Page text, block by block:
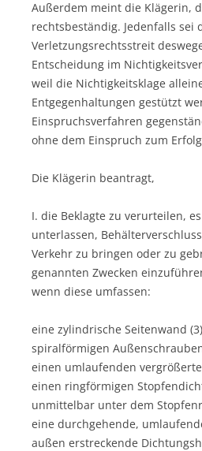
Außerdem meint die Klägerin,
rechtsbeständig. Jedenfalls sei
Verletzungsrechtsstreit
Entscheidung im
weil die Nichtigkeitsklage
Entgegenhaltungen gestützt
Einspruchsverfahren
ohne dem Einspruch zum
Die Klägerin beantragt,
I. die Beklagte zu verurteilen,
unterlassen,
Verkehr zu bringen oder zu
genannten Zwecken
wenn diese umfassen:
eine zylindrische Seitenwand
spiralförmigen
einen umlaufenden
einen ringförmigen
unmittelbar unter dem
eine durchgehende,
außen erstreckende